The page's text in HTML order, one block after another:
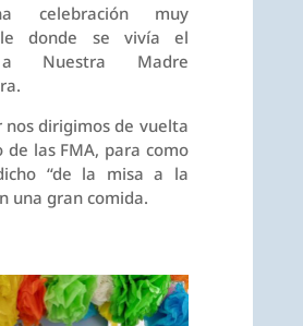
celebración muy
donde se vivía el
Nuestra Madre
nos dirigimos de vuelta
de las FMA, para como
“de la misa a la
una gran comida.